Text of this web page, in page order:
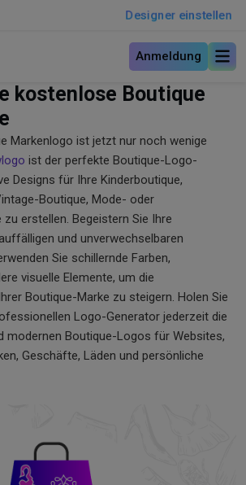
Designer einstellen
Anmeldung
kostenlose Boutique
Markenlogo ist jetzt nur noch wenige
ist der perfekte Boutique-Logo-
Designs für Ihre Kinderboutique,
Boutique, Mode- oder
erstellen. Begeistern Sie Ihre
und unverwechselbaren
Sie schillernde Farben,
visuelle Elemente, um die
Boutique-Marke zu steigern. Holen Sie
Logo-Generator jederzeit die
modernen Boutique-Logos für Websites,
Geschäfte, Läden und persönliche